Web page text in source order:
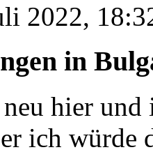
2022,
in
hier und
ich würde